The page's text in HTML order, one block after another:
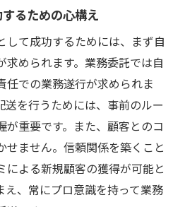
るための心構え
して成功するためには、まず自
求められます。業務委託では自
任での業務遂行が求められま
送を行うためには、事前のルー
が重要です。また、顧客とのコ
せません。信頼関係を築くこと
による新規顧客の獲得が可能と
え、常にプロ意識を持って業務